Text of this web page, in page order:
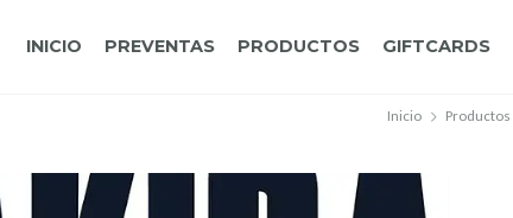
INICIO PREVENTAS PRODUCTOS GIFTCARDS
Inicio Productos